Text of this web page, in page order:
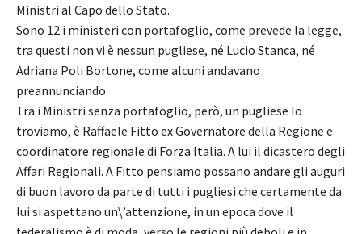
Ministri al Capo dello Stato.
Sono 12 i ministeri con portafoglio, come prevede la legge,
tra questi non vi è nessun pugliese, né Lucio Stanca, né
Adriana Poli Bortone, come alcuni andavano
preannunciando.
Tra i Ministri senza portafoglio, però, un pugliese lo
troviamo, è Raffaele Fitto ex Governatore della Regione e
coordinatore regionale di Forza Italia. A lui il dicastero degli
Affari Regionali. A Fitto pensiamo possano andare gli auguri
di buon lavoro da parte di tutti i pugliesi che certamente da
lui si aspettano un\’attenzione, in un epoca dove il